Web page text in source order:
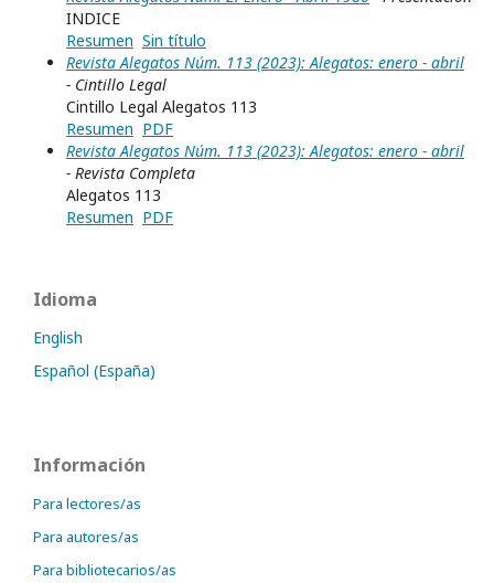
INDICE
Resumen Sin título
Revista Alegatos Núm. 113 (2023): Alegatos: enero - abril
- Cintillo Legal
Cintillo Legal Alegatos 113
Resumen PDF
Revista Alegatos Núm. 113 (2023): Alegatos: enero - abril
- Revista Completa
Alegatos 113
Resumen PDF
Idioma
English
Español (España)
Información
Para lectores/as
Para autores/as
Para bibliotecarios/as